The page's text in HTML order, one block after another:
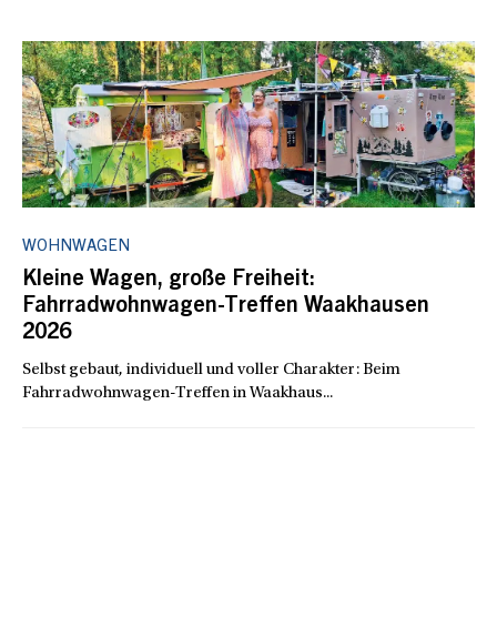
WOHNWAGEN
Kleine Wagen, große Freiheit:
Fahrradwohnwagen-Treffen Waakhausen
2026
Selbst gebaut, individuell und voller Charakter: Beim
Fahrradwohnwagen-Treffen in Waakhaus...